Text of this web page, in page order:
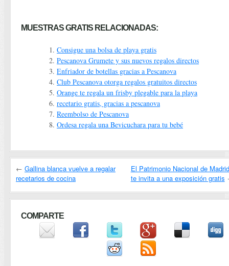
MUESTRAS GRATIS RELACIONADAS:
Consigue una bolsa de playa gratis
Pescanova Grumete y sus nuevos regalos directos
Enfriador de botellas gracias a Pescanova
Club Pescanova otorga regalos gratuitos directos
Orange te regala un frisby plegable para la playa
recetario gratis, gracias a pescanova
Reembolso de Pescanova
Ordesa regala una Bevicuchara para tu bebé
← Gallina blanca vuelve a regalar
recetarios de cocina
El Patrimonio Nacional de Madrid
te invita a una exposición gratis
COMPARTE